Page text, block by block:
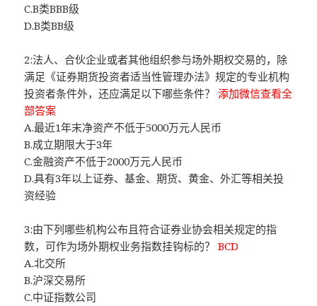
C.B类BBB级
D.B类BB级
2:法人、合伙企业或者其他组织参与场外期权交易的，除
满足《证券期货投资者适当性管理办法》规定的专业机构
投资者条件外，还应满足以下哪些条件？添加微信查看全
部答案
A.最近1年末净资产不低于5000万元人民币
B.成立期限大于3年
C.金融资产不低于2000万元人民币
D.具有3年以上证券、基金、期货、黄金、外汇等相关投
资经验
3:由下列哪些机构公布且符合证券业协会相关规定的指
数，可作为场外期权业务指数挂钩标的？BCD
A.北交所
B.沪深交易所
C.中证指数公司